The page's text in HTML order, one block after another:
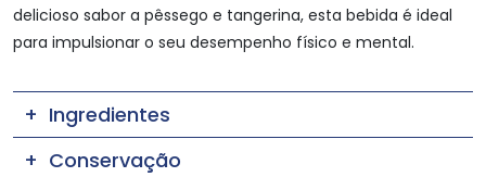
delicioso sabor a pêssego e tangerina, esta bebida é ideal
para impulsionar o seu desempenho físico e mental.
Ingredientes
Conservação